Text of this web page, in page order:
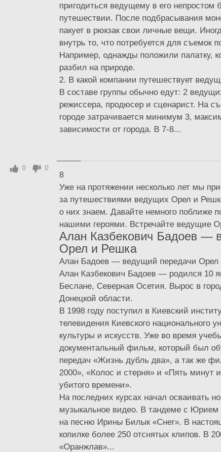
пригодиться ведущему в его непростом
путешествии. После подбрасывания
пакует в рюкзак свои личные вещи.
внутрь то, что потребуется для съемок
Например, однажды положили палатку,
разбил на природе.
2. В какой компании путешествует
В составе группы обычно едут: 2
режиссера, продюсер и сценарист. На
городе затрачивается минимум 3,
зависимости от города. В 7-8...
8
Уже на протяжении несколько лет мы
за путешествиями ведущих Орел и
о них знаем. Давайте немного поближе
нашими героями. Встречайте ведущие
Алан Казбекович Бадоев —
Орел и Решка
Алан Бадоев — ведущий передачи Орел
Алан Казбекович Бадоев — родился 10
Беслане, Северная Осетия. Вырос в
Донецкой области.
В 1998 году поступил в Киевский
телевидения Киевского национального
культуры и искусств. Уже во время
документальный фильм, который был
передач «Жизнь дубль два», а так же
2000», «Колос и стерня» и «Пять минут
убитого времени».
На последних курсах начал осваивать
музыкальное видео. В тандеме с Юрием
на песню Ирины Билык «Снег». В
копилке более 250 отснятых клипов. В
«Оранжлав»...
0 0